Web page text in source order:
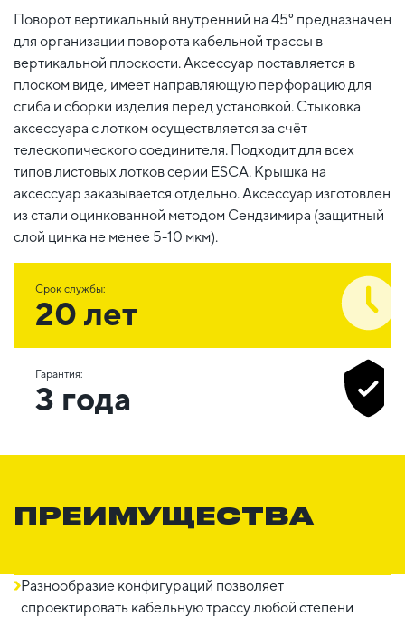
Поворот вертикальный внутренний на 45° предназначен
для организации поворота кабельной трассы в
вертикальной плоскости. Аксессуар поставляется в
плоском виде, имеет направляющую перфорацию для
сгиба и сборки изделия перед установкой. Стыковка
аксессуара с лотком осуществляется за счёт
телескопического соединителя. Подходит для всех
типов листовых лотков серии ESCA. Крышка на
аксессуар заказывается отдельно. Аксессуар изготовлен
из стали оцинкованной методом Сендзимира (защитный
слой цинка не менее 5-10 мкм).
Срок службы:
20 лет
Гарантия:
3 года
ПРЕИМУЩЕСТВА
Разнообразие конфигураций позволяет
спроектировать кабельную трассу любой степени